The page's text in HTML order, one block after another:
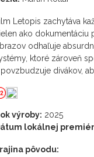
Letopis zachytáva
ako dokumentáciu
odhaľuje
ktoré zároveň
divákov,
výroby: 2025
lokálnej
pôvodu: